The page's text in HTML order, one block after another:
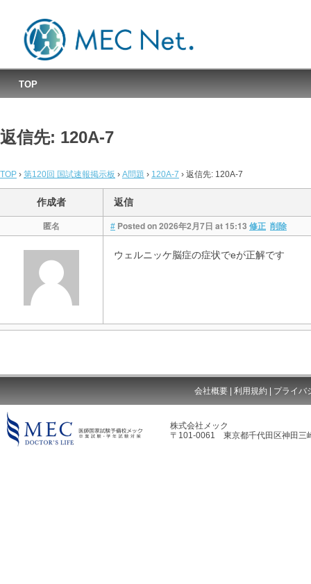
MEC国試速報掲示板
TOP
返信先: 120A-7
TOP › 第120回 国試速報掲示板 › A問題 › 120A-7 › 返信先: 120A-7
作成者 返信
匿名 # Posted on 2026年2月7日 at 15:13 修正 削除
ウェルニッケ脳症の症状でeが正解です
会社概要 | 利用規約 | プライバ
株式会社メック
〒101-0061 東京都千代田区神田三